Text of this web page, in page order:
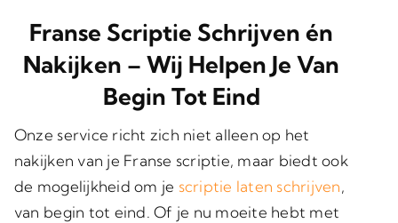
Franse Scriptie Schrijven én
Nakijken – Wij Helpen Je Van
Begin Tot Eind
Onze service richt zich niet alleen op het
nakijken van je Franse scriptie, maar biedt ook
de mogelijkheid om je scriptie laten schrijven,
van begin tot eind. Of je nu moeite hebt met